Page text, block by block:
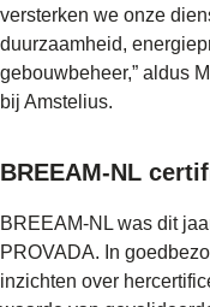
versterken we onze
duurzaamheid,
gebouwbeheer,” aldus
bij Amstelius.
BREEAM-NL
BREEAM-NL was dit
PROVADA. In
inzichten over